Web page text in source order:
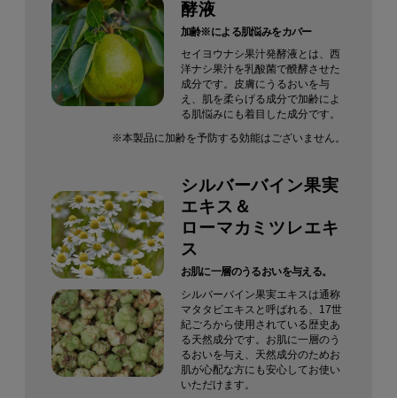
酵液
加齢※による肌悩みをカバー
セイヨウナシ果汁発酵液とは、西
洋ナシ果汁を乳酸菌で醗酵させた
成分です。皮膚にうるおいを与
え、肌を柔らげる成分で加齢によ
る肌悩みにも着目した成分です。
※本製品に加齢を予防する効能はございません。
シルバーバイン果実
エキス＆
ローマカミツレエキ
ス
お肌に一層のうるおいを与える。
シルバーバイン果実エキスは通称
マタタビエキスと呼ばれる、17世
紀ごろから使用されている歴史あ
る天然成分です。 お肌に一層のう
るおいを与え、天然成分のためお
肌が心配な方にも安心してお使い
いただけます。